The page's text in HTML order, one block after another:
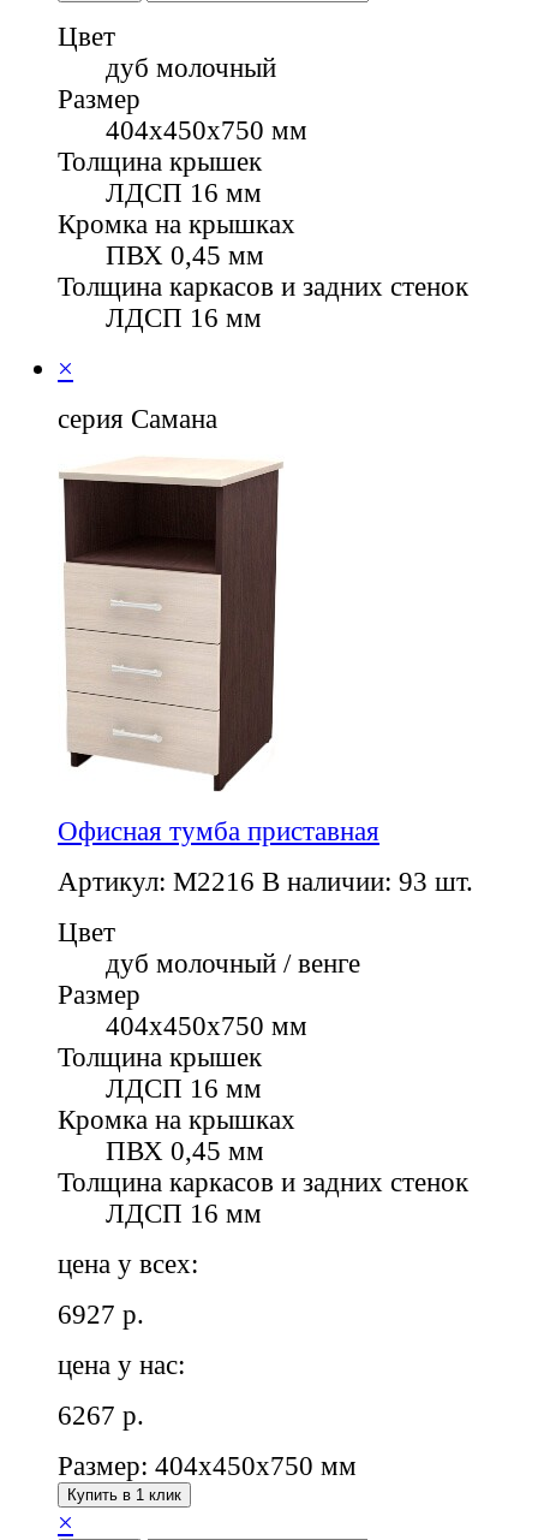
Цвет
дуб молочный
Размер
404х450х750 мм
Толщина крышек
ЛДСП 16 мм
Кромка на крышках
ПВХ 0,45 мм
Толщина каркасов и задних стенок
ЛДСП 16 мм
×
серия Самана
Офисная тумба приставная
Артикул: M2216 В наличии: 93 шт.
Цвет
дуб молочный / венге
Размер
404х450х750 мм
Толщина крышек
ЛДСП 16 мм
Кромка на крышках
ПВХ 0,45 мм
Толщина каркасов и задних стенок
ЛДСП 16 мм
цена у всех:
6927 р.
цена у нас:
6267 р.
Размер: 404х450х750 мм
Купить в 1 клик
×